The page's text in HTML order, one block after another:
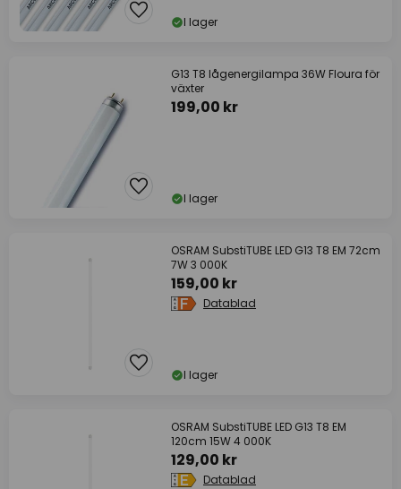
I lager
G13 T8 lågenergilampa 36W Floura för
växter
199,00 kr
I lager
OSRAM SubstiTUBE LED G13 T8 EM 72cm
7W 3 000K
159,00 kr
Datablad
I lager
OSRAM SubstiTUBE LED G13 T8 EM
120cm 15W 4 000K
129,00 kr
Datablad